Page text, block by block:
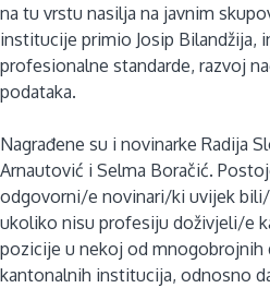
na tu vrstu nasilja na javnim
institucije primio Josip Bilandžija,
profesionalne standarde, razvoj
podataka.
Nagrađene su i novinarke Radija
Arnautović i Selma Boračić.
odgovorni/e novinari/ki uvijek bili/
ukoliko nisu profesiju doživjeli/e
pozicije u nekoj od mnogobrojnih
kantonalnih institucija, odnosno